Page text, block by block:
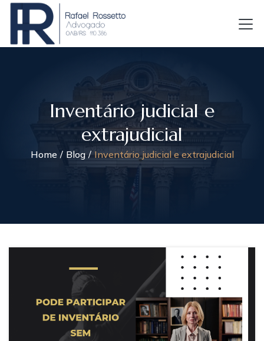
Inventário judicial e
extrajudicial
Home Blog Inventário judicial e extrajudicial